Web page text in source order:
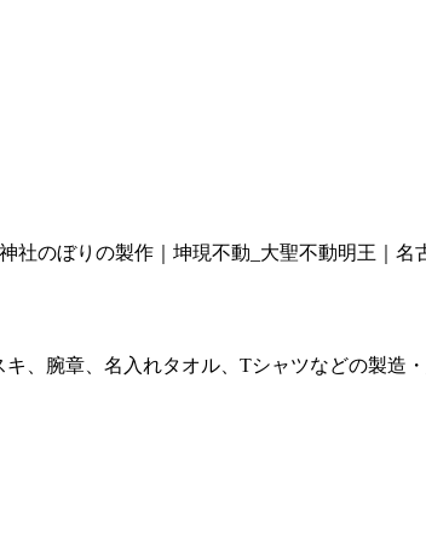
社のぼりの製作｜坤現不動_大聖不動明王｜
、腕章、名入れタオル、Tシャツなどの製造